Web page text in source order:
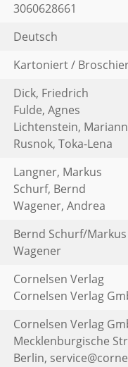
3060628661
Deutsch
Kartoniert /
Dick, Friedrich
Fulde, Agnes
Lichtenstein,
Rusnok, Toka-Lena
Langner, Markus
Schurf, Bernd
Wagener, Andrea
Bernd Schurf/
Wagener
Cornelsen Verlag
Cornelsen Verlag
Cornelsen Verlag
Mecklenburgische
Berlin,